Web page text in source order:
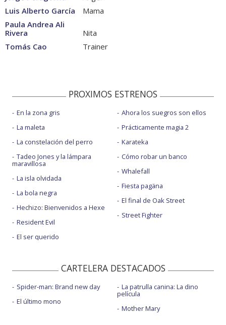
Luis Alberto García
Mama
Paula Andrea Ali
Rivera
Nita
Tomás Cao
Trainer
PROXIMOS ESTRENOS
En la zona gris
La maleta
La constelación del perro
Tadeo Jones y la lámpara
maravillosa
La isla olvidada
La bola negra
Hechizo: Bienvenidos a Hexe
Resident Evil
El ser querido
Ahora los suegros son ellos
Prácticamente magia 2
Karateka
Cómo robar un banco
Whalefall
Fiesta pagäna
El final de Oak Street
Street Fighter
CARTELERA DESTACADOS
Spider-man: Brand new day
El último mono
La patrulla canina: La dino
película
Mother Mary